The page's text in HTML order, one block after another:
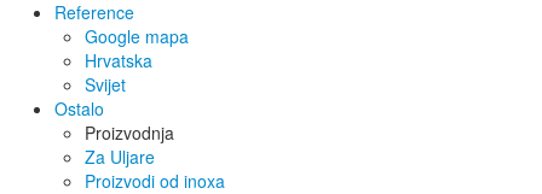
Reference
Google mapa
Hrvatska
Svijet
Ostalo
Proizvodnja
Za Uljare
Proizvodi od inoxa